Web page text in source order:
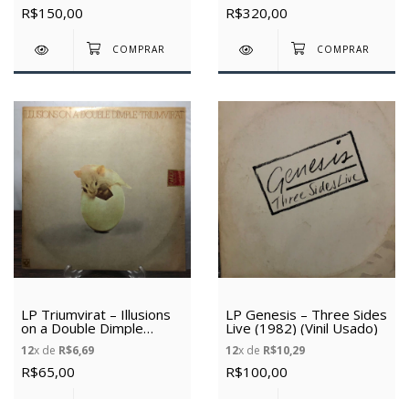
R$150,00 R$320,00
LP Triumvirat – Illusions
on a Double Dimple
(1974) (Vinil Usado)
12x de R$6,69
R$65,00
LP Genesis – Three Sides
Live (1982) (Vinil Usado)
12x de R$10,29
R$100,00